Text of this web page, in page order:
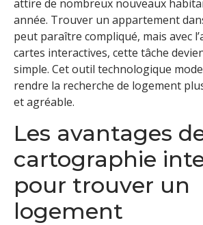
attire de nombreux nouveaux
année. Trouver un appartement
peut paraître compliqué, mais avec
cartes interactives, cette tâche
simple. Cet outil technologique
rendre la recherche de logement
et agréable.
Les avantages
cartographie
pour trouver un
logement